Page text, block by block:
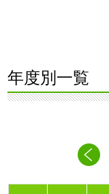
年度別一覧